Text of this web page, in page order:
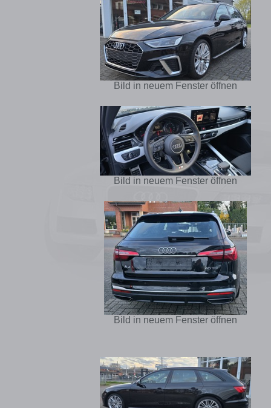
Bild in neuem Fenster öffnen
Bild in neuem Fenster öffnen
Bild in neuem Fenster öffnen